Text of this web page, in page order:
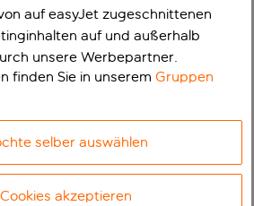
auf easyJet zugeschnittenen
auf und außerhalb
unsere Werbepartner.
finden Sie in unseremGruppen
selber auswählen
akzeptieren